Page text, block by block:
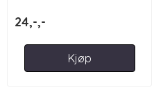
24,-,-
Kjøp